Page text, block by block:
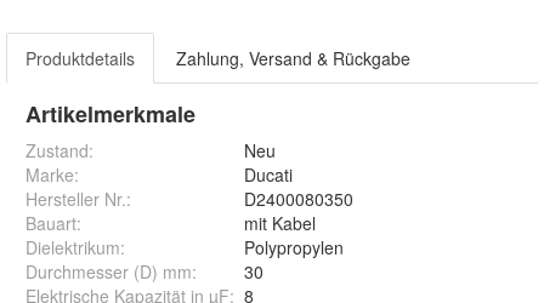
Produktdetails Zahlung, Versand & Rückgabe
Artikelmerkmale
Zustand:
Neu
Marke:
Ducati
Hersteller Nr.:
D2400080350
Bauart:
mit Kabel
Dielektrikum:
Polypropylen
Durchmesser (D) mm:
30
Elektrische Kapazität in µF: 8